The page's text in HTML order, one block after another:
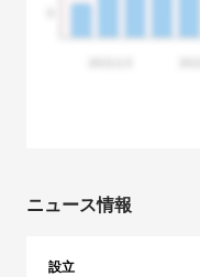
ニュース情報
設立